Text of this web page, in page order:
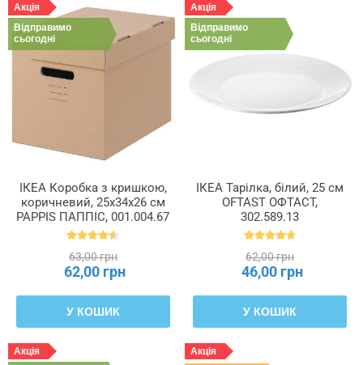
Акція
Відправимо
сьогодні
ІКЕА Коробка з кришкою,
коричневий, 25x34x26 см
PAPPIS ПАППІС, 001.004.67
63,00 грн
62,00 грн
У КОШИК
Акція
Відправимо
сьогодні
ІКЕА Тарілка, білий, 25 см
OFTAST ОФТАСТ,
302.589.13
62,00 грн
46,00 грн
У КОШИК
Акція
Акція